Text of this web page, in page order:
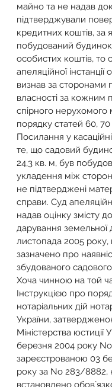
майно та не надав
підтверджували
кредитних коштів, за
побудований
особистих коштів, то
апеляційної
визнав за сторонами
власності за кожним
спірного нерухомого
порядку статей 60,
Посилання у
те, що садовий
24,3 кв. м, був
укладення між
не підтверджені
справи. Суд
надав оцінку змісту
дарування земельної
листопада 2005
зазначено про
збудованого
Хоча чинною на той
Інструкцією про
нотаріальних дій
України,
Міністерства юстиції
березня 2004 року
зареєстрованою 03
року за No 283/8882,
встановлено